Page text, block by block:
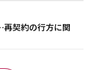
契約の行方に関